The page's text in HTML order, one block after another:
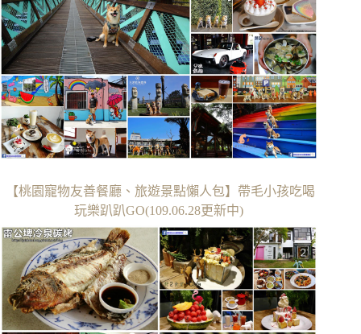
【桃園寵物友善餐廳、旅遊景點懶人包】帶毛小孩吃喝
玩樂趴趴GO(109.06.28更新中)